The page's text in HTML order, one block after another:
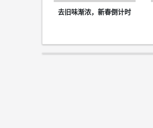
去旧味渐浓，新春倒计时